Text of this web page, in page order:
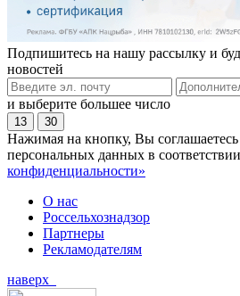
Подпишитесь на нашу рассылку и
новостей
и выберите большее число
13 30
Нажимая на кнопку, Вы соглашаетесь
персональных данных в
конфиденциальности»
О нас
Россельхознадзор
Партнеры
Рекламодателям
наверх